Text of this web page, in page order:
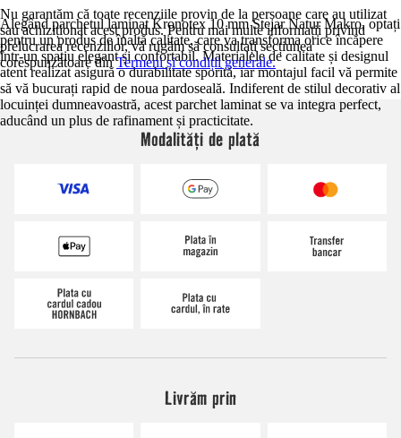
Alegând parchetul laminat Kronotex 10 mm Stejar Natur Makro, optați
pentru un produs de înaltă calitate, care va transforma orice încăpere
într-un spațiu elegant și confortabil. Materialele de calitate și designul
atent realizat asigură o durabilitate sporită, iar montajul facil vă permite
să vă bucurați rapid de noua pardoseală. Indiferent de stilul decorativ al
locuinței dumneavoastră, acest parchet laminat se va integra perfect,
aducând un plus de rafinament și practicitate.
Nu garantăm că toate recenziile provin de la persoane care au utilizat
sau achiziționat acest produs. Pentru mai multe informații privind
prelucrarea recenziilor, vă rugăm să consultați secțiunea
corespunzătoare dinTermeni și condiții generale.
Modalități de plată
Livrăm prin